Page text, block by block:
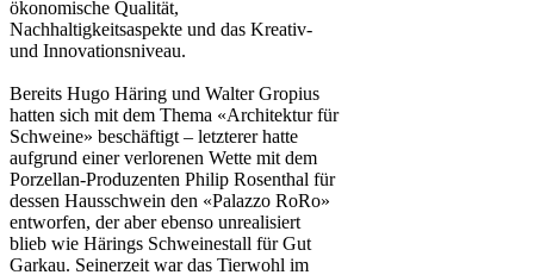
ökonomische Qualität,
Nachhaltigkeitsaspekte und das Kreativ-
und Innovationsniveau.
Bereits Hugo Häring und Walter Gropius
hatten sich mit dem Thema «Architektur für
Schweine» beschäftigt – letzterer hatte
aufgrund einer verlorenen Wette mit dem
Porzellan-Produzenten Philip Rosenthal für
dessen Hausschwein den «Palazzo RoRo»
entworfen, der aber ebenso unrealisiert
blieb wie Härings Schweinestall für Gut
Garkau. Seinerzeit war das Tierwohl im